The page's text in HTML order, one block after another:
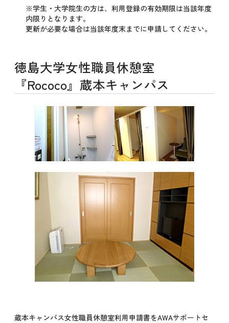
※学生・大学院生の方は、利用登録の有効期限は当該年度
内限りとなります。
更新が必要な場合は当該年度末までに申請してください。
徳島大学女性職員休憩室
『Rococo』蔵本キャンパス
蔵本キャンパス女性職員休憩室利用申請書をAWAサポートセ